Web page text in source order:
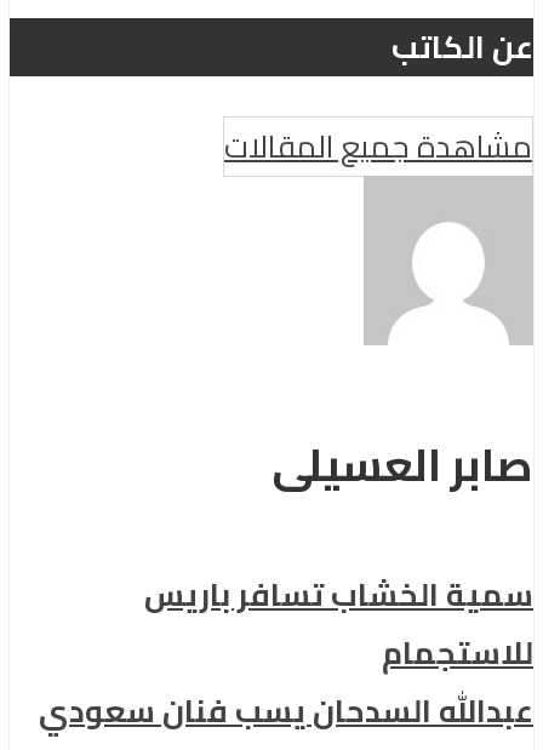
عن الكاتب
مشاهدة جميع المقالات
صابر العسيلى
سمية الخشاب تسافر باريس
للاستجمام
عبدالله السدحان يسب فنان سعودي